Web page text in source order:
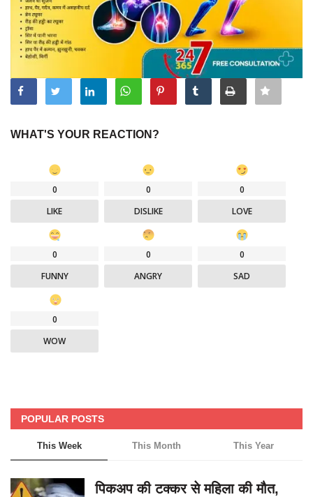
WHAT'S YOUR REACTION?
0
LIKE
0
DISLIKE
0
LOVE
0
FUNNY
0
ANGRY
0
SAD
0
WOW
POPULAR POSTS
This Week This Month This Year
पिकअप की टक्कर से महिला की मौत,